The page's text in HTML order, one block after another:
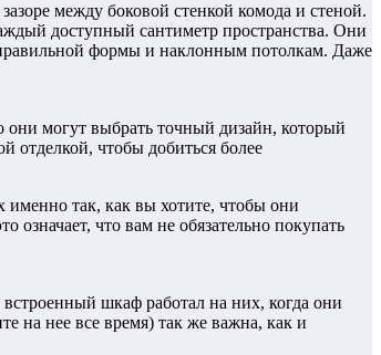
между боковой стенкой комода и стеной.
доступный сантиметр пространства. Они
формы и наклонным потолкам. Даже
они могут выбрать точный дизайн, который
отделкой, чтобы добиться более
именно так, как вы хотите, чтобы они
означает, что вам не обязательно покупать
шкаф работал на них, когда они
на нее все время) так же важна, как и